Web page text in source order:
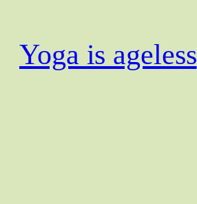
springen
Yoga is ageless